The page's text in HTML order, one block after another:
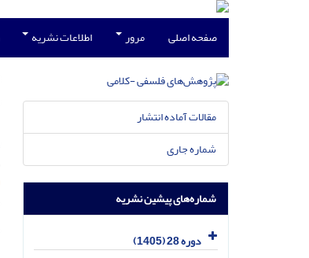
صفحه اصلی مرور اطلاعات نشریه
مقالات آماده انتشار
شماره جاری
شماره‌های پیشین نشریه
دوره 28 (1405)